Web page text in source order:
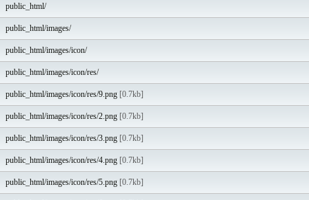
public_html/
public_html/images/
public_html/images/icon/
public_html/images/icon/res/
public_html/images/icon/res/9.png [0.7kb]
public_html/images/icon/res/2.png [0.7kb]
public_html/images/icon/res/3.png [0.7kb]
public_html/images/icon/res/4.png [0.7kb]
public_html/images/icon/res/5.png [0.7kb]